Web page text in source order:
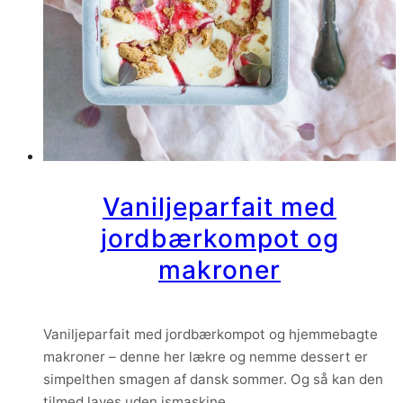
Vaniljeparfait med
jordbærkompot og
makroner
Vaniljeparfait med jordbærkompot og hjemmebagte
makroner – denne her lækre og nemme dessert er
simpelthen smagen af dansk sommer. Og så kan den